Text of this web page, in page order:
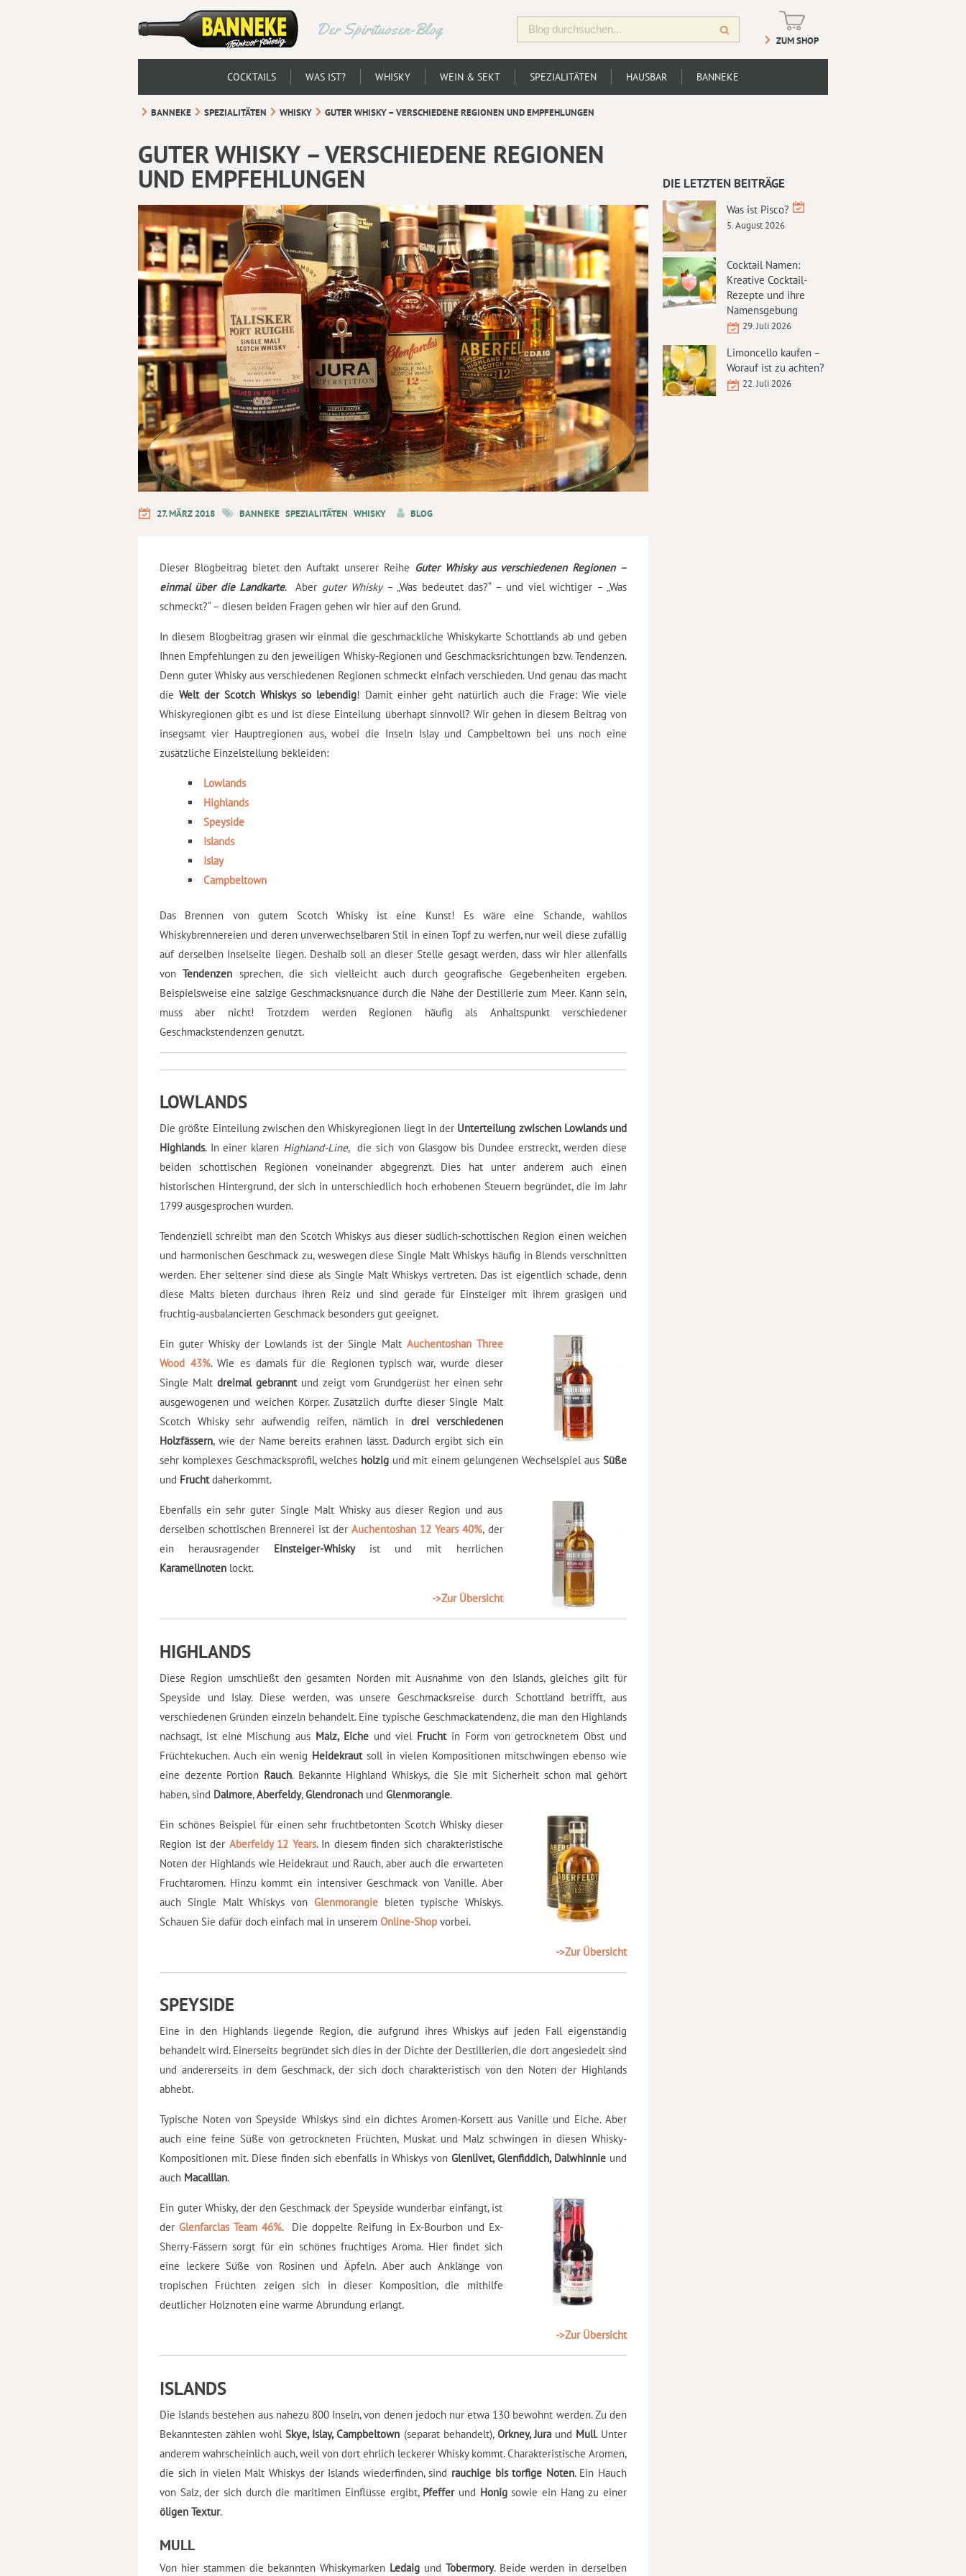
Der Spirituosen-Blog
ZUM SHOP
COCKTAILS WAS IST? WHISKY WEIN & SEKT SPEZIALITÄTEN HAUSBAR BANNEKE
BANNEKE SPEZIALITÄTEN WHISKY GUTER WHISKY – VERSCHIEDENE REGIONEN UND EMPFEHLUNGEN
GUTER WHISKY – VERSCHIEDENE REGIONEN
UND EMPFEHLUNGEN
27. MÄRZ 2018 BANNEKE SPEZIALITÄTEN WHISKY BLOG
Dieser Blogbeitrag bietet den Auftakt unserer Reihe Guter Whisky aus verschiedenen Regionen –
einmal über die Landkarte. Aber guter Whisky– „Was bedeutet das?“ – und viel wichtiger – „Was
schmeckt?“ – diesen beiden Fragen gehen wir hier auf den Grund.
In diesem Blogbeitrag grasen wir einmal die geschmackliche Whiskykarte Schottlands ab und geben
Ihnen Empfehlungen zu den jeweiligen Whisky-Regionen und Geschmacksrichtungen bzw. Tendenzen.
Denn guter Whisky aus verschiedenen Regionen schmeckt einfach verschieden. Und genau das macht
die Welt der Scotch Whiskys so lebendig! Damit einher geht natürlich auch die Frage: Wie viele
Whiskyregionen gibt es und ist diese Einteilung überhapt sinnvoll? Wir gehen in diesem Beitrag von
insegsamt vier Hauptregionen aus, wobei die Inseln Islay und Campbeltown bei uns noch eine
zusätzliche Einzelstellung bekleiden:
Lowlands
Highlands
Speyside
Islands
Islay
Campbeltown
Das Brennen von gutem Scotch Whisky ist eine Kunst! Es wäre eine Schande, wahllos
Whiskybrennereien und deren unverwechselbaren Stil in einen Topf zu werfen, nur weil diese zufällig
auf derselben Inselseite liegen. Deshalb soll an dieser Stelle gesagt werden, dass wir hier allenfalls
vonTendenzen sprechen, die sich vielleicht auch durch geografische Gegebenheiten ergeben.
Beispielsweise eine salzige Geschmacksnuance durch die Nähe der Destillerie zum Meer. Kann sein,
muss aber nicht! Trotzdem werden Regionen häufig als Anhaltspunkt verschiedener
Geschmackstendenzen genutzt.
LOWLANDS
Die größte Einteilung zwischen den Whiskyregionen liegt in der Unterteilung zwischen Lowlands und
Highlands. In einer klaren Highland-Line, die sich von Glasgow bis Dundee erstreckt, werden diese
beiden schottischen Regionen voneinander abgegrenzt. Dies hat unter anderem auch einen
historischen Hintergrund, der sich in unterschiedlich hoch erhobenen Steuern begründet, die im Jahr
1799 ausgesprochen wurden.
Tendenziell schreibt man den Scotch Whiskys aus dieser südlich-schottischen Region einen weichen
und harmonischen Geschmack zu, weswegen diese Single Malt Whiskys häufig in Blends verschnitten
werden. Eher seltener sind diese als Single Malt Whiskys vertreten. Das ist eigentlich schade, denn
diese Malts bieten durchaus ihren Reiz und sind gerade für Einsteiger mit ihrem grasigen und
fruchtig-ausbalancierten Geschmack besonders gut geeignet.
Ein guter Whisky der Lowlands ist der Single Malt Auchentoshan Three
Wood 43%. Wie es damals für die Regionen typisch war, wurde dieser
Single Malt dreimal gebranntund zeigt vom Grundgerüst her einen sehr
ausgewogenen und weichen Körper. Zusätzlich durfte dieser Single Malt
Scotch Whisky sehr aufwendig reifen, nämlich in drei verschiedenen
Holzfässern, wie der Name bereits erahnen lässt. Dadurch ergibt sich ein
sehr komplexes Geschmacksprofil, welches holzigund mit einem gelungenen Wechselspiel ausSüße
und Fruchtdaherkommt.
Ebenfalls ein sehr guter Single Malt Whisky aus dieser Region und aus
derselben schottischen Brennerei ist der Auchentoshan 12 Years 40%, der
ein herausragender Einsteiger-Whiskyist und mit herrlichen
Karamellnoten lockt.
->Zur Übersicht
HIGHLANDS
Diese Region umschließt den gesamten Norden mit Ausnahme von den Islands, gleiches gilt für
Speyside und Islay. Diese werden, was unsere Geschmacksreise durch Schottland betrifft, aus
verschiedenen Gründen einzeln behandelt. Eine typische Geschmackatendenz, die man den Highlands
nachsagt, ist eine Mischung aus Malz, Eicheund viel Fruchtin Form von getrocknetem Obst und
Früchtekuchen. Auch ein wenig Heidekrautsoll in vielen Kompositionen mitschwingen ebenso wie
eine dezente Portion Rauch. Bekannte Highland Whiskys, die Sie mit Sicherheit schon mal gehört
haben, sind Dalmore,Aberfeldy,Glendronach und Glenmorangie.
Ein schönes Beispiel für einen sehr fruchtbetonten Scotch Whisky dieser
Region ist der Aberfeldy 12 Years. In diesem finden sich charakteristische
Noten der Highlands wie Heidekraut und Rauch, aber auch die erwarteten
Fruchtaromen. Hinzu kommt ein intensiver Geschmack von Vanille. Aber
auch Single Malt Whiskys von Glenmorangie bieten typische Whiskys.
Schauen Sie dafür doch einfach mal in unserem Online-Shop vorbei.
->Zur Übersicht
SPEYSIDE
Eine in den Highlands liegende Region, die aufgrund ihres Whiskys auf jeden Fall eigenständig
behandelt wird. Einerseits begründet sich dies in der Dichte der Destillerien, die dort angesiedelt sind
und andererseits in dem Geschmack, der sich doch charakteristisch von den Noten der Highlands
abhebt.
Typische Noten von Speyside Whiskys sind ein dichtes Aromen-Korsett aus Vanille und Eiche. Aber
auch eine feine Süße von getrockneten Früchten, Muskat und Malz schwingen in diesen Whisky-
Kompositionen mit. Diese finden sich ebenfalls in Whiskys vonGlenlivet, Glenfiddich, Dalwhinnie und
auch Macalllan.
Ein guter Whisky, der den Geschmack der Speyside wunderbar einfängt, ist
der Glenfarclas Team 46%. Die doppelte Reifung in Ex-Bourbon und Ex-
Sherry-Fässern sorgt für ein schönes fruchtiges Aroma. Hier findet sich
eine leckere Süße von Rosinen und Äpfeln. Aber auch Anklänge von
tropischen Früchten zeigen sich in dieser Komposition, die mithilfe
deutlicher Holznoten eine warme Abrundung erlangt.
->Zur Übersicht
ISLANDS
Die Islands bestehen aus nahezu 800 Inseln, von denen jedoch nur etwa 130 bewohnt werden. Zu den
Bekanntesten zählen wohlSkye, Islay, Campbeltown (separat behandelt), Orkney, Juraund Mull. Unter
anderem wahrscheinlich auch, weil von dort ehrlich leckerer Whisky kommt. Charakteristische Aromen,
die sich in vielen Malt Whiskys der Islands wiederfinden, sind rauchige bis torfige Noten. Ein Hauch
von Salz, der sich durch die maritimen Einflüsse ergibt, Pfefferund Honigsowie ein Hang zu einer
öligen Textur.
MULL
Von hier stammen die bekannten Whiskymarken Ledaig und Tobermory. Beide werden in derselben
DIE LETZTEN BEITRÄGE
Was ist Pisco?
5. August 2026
Cocktail Namen:
Kreative Cocktail-
Rezepte und ihre
Namensgebung
29. Juli 2026
Limoncello kaufen –
Worauf ist zu achten?
22. Juli 2026